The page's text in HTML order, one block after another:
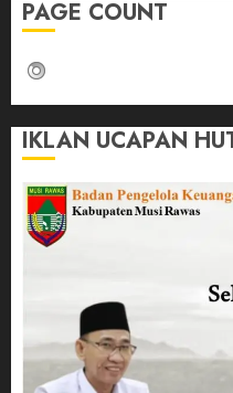
PAGE COUNT
IKLAN UCAPAN